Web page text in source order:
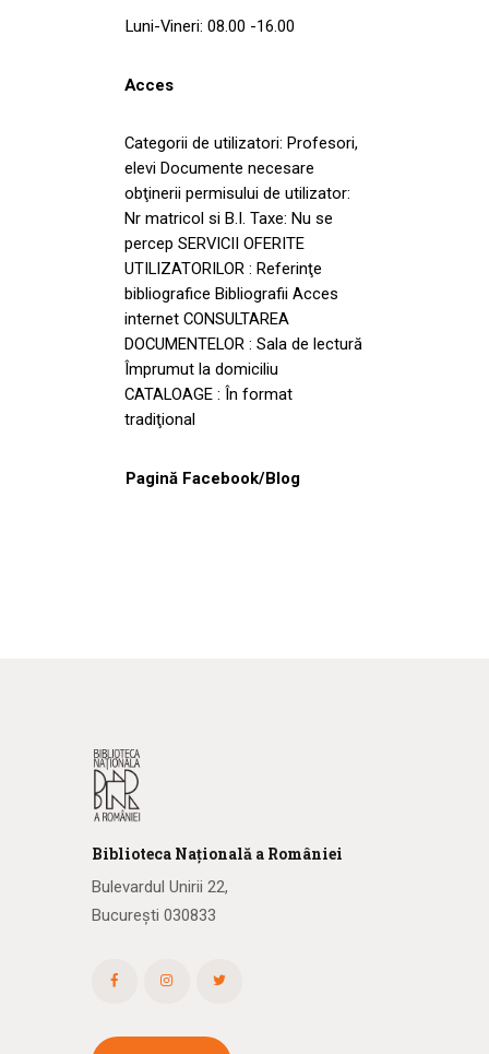
Luni-Vineri: 08.00 -16.00
Acces
Categorii de utilizatori: Profesori,
elevi Documente necesare
obţinerii permisului de utilizator:
Nr matricol si B.I. Taxe: Nu se
percep SERVICII OFERITE
UTILIZATORILOR : Referinţe
bibliografice Bibliografii Acces
internet CONSULTAREA
DOCUMENTELOR : Sala de lectură
Împrumut la domiciliu
CATALOAGE : În format
tradiţional
Pagină Facebook/Blog
Biblioteca Națională a României
Bulevardul Unirii 22,
București 030833